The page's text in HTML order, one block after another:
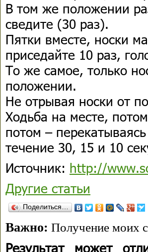
В том же положении
сведите (30 раз).
Пятки вместе, носки
приседайте 10 раз,
То же самое, только
положении.
Не отрывая носки от
Ходьба на месте,
потом –
течение 30, 15 и 10
Источник: http://
Другие статьи
Поделиться…
Важно: Получение моих
Результат может